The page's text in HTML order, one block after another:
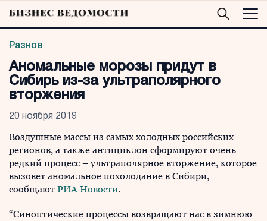
Разное
Аномальные морозы придут в
Сибирь из-за ультраполярного
вторжения
20 ноября 2019
Воздушные массы из самых холодных российских
регионов, а также антициклон сформируют очень
редкий процесс – ультраполярное вторжение, которое
вызовет аномальное похолодание в Сибири,
сообщают РИА Новости.
“Синоптические процессы возвращают нас в зимнюю